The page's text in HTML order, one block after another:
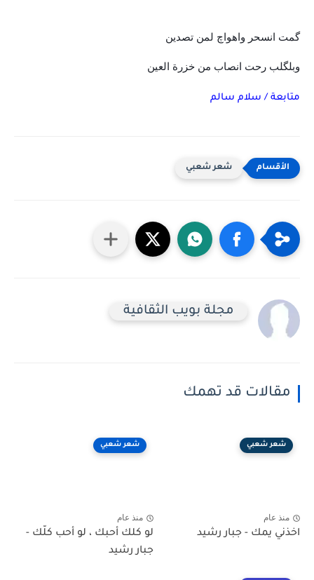
گمت انسحر واهواچ لمن تصدین
وبلگلب رحت انصاب من خزرة العين
متابعة / سلام سالم
شعر شعبي
مجلة بويب الثقافية
مقالات قد تهمك
شعر شعبي
منذ عام
اخذني يمك - جبار رشيد
شعر شعبي
منذ عام
لو كلك أحبك ، لو أحب كلّك -
جبار رشيد